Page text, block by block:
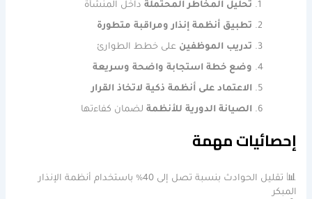
تحليل المخاطر المحتملة داخل المنشأة
تطبيق أنظمة إنذار ومراقبة متطورة
تدريب الموظفين على خطط الطوارئ
وضع خطة استجابة واضحة وسريعة
الاعتماد على أنظمة ذكية لاتخاذ القرار
الصيانة الدورية للأنظمة لضمان كفاءتها
إحصائيات مهمة
📊 تقليل الحوادث بنسبة تصل إلى 40% باستخدام أنظمة الإنذار
المبكر